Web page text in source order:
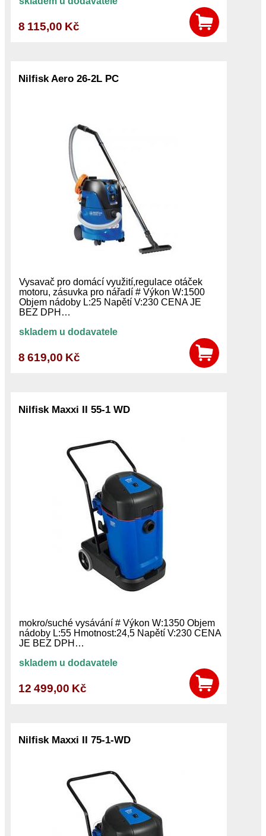
8 115,00 Kč
Nilfisk Aero 26-2L PC
Vysavač pro domácí využití,regulace otáček
motoru, zásuvka pro nářadí # Výkon W:1500
Objem nádoby L:25 Napětí V:230 CENA JE
BEZ DPH…
skladem u dodavatele
8 619,00 Kč
Nilfisk Maxxi II 55-1 WD
mokro/suché vysávání # Výkon W:1350 Objem
nádoby L:55 Hmotnost:24,5 Napětí V:230 CENA
JE BEZ DPH…
skladem u dodavatele
12 499,00 Kč
Nilfisk Maxxi II 75-1-WD